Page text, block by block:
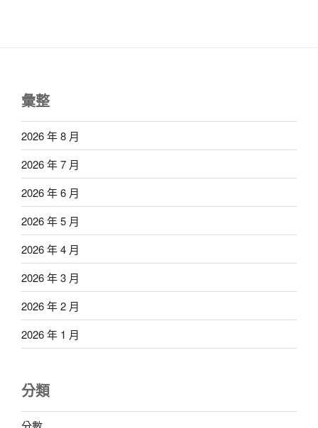
彙整
2026 年 8 月
2026 年 7 月
2026 年 6 月
2026 年 5 月
2026 年 4 月
2026 年 3 月
2026 年 2 月
2026 年 1 月
分類